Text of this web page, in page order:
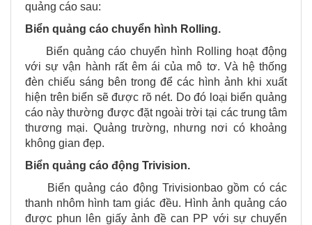
quảng cáo sau:
Biển quảng cáo chuyển hình Rolling.
Biển quảng cáo chuyển hình Rolling hoạt động
với sự vận hành rất êm ái của mô tơ. Và hệ thống
đèn chiếu sáng bên trong để các hình ảnh khi xuất
hiện trên biển sẽ được rõ nét. Do đó loại biển quảng
cáo này thường được đặt ngoài trời tại các trung tâm
thương mại. Quảng trường, nhưng nơi có khoảng
không gian đẹp.
Biển quảng cáo động Trivision.
Biển quảng cáo động Trivisionbao gồm có các
thanh nhôm hình tam giác đều. Hình ảnh quảng cáo
được phun lên giấy ảnh đề can PP với sự chuyển